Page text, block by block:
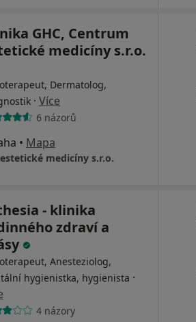
GHC, Centrum
medicíny s.r.o.
Dermatolog,
· Více
6 názorů
• Mapa
medicíny s.r.o.
- klinika
zdraví a
Anesteziolog,
hygienistka, hygienista ·
4 názory